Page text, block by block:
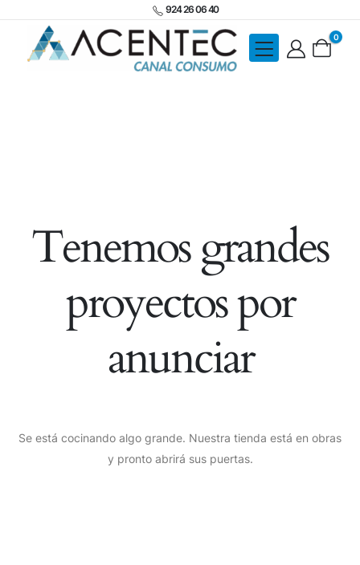
924 26 06 40
0
Tenemos grandes
proyectos por
anunciar
Se está cocinando algo grande. Nuestra tienda está en obras
y pronto abrirá sus puertas.